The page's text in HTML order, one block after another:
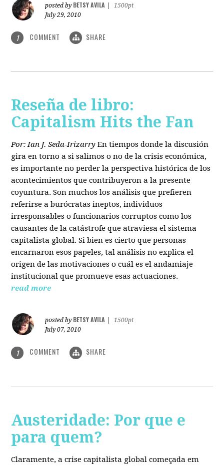
posted by BETSY AVILA
1500pt
July 29, 2010
1 COMMENT SHARE
Reseña de libro:
Capitalism Hits the Fan
Por: Ian J. Seda-Irizarry En tiempos donde la discusión
gira en torno a si salimos o no de la crisis económica,
es importante no perder la perspectiva histórica de los
acontecimientos que contribuyeron a la presente
coyuntura. Son muchos los análisis que prefieren
referirse a burócratas ineptos, individuos
irresponsables o funcionarios corruptos como los
causantes de la catástrofe que atraviesa el sistema
capitalista global. Si bien es cierto que personas
encarnaron esos papeles, tal análisis no explica el
origen de las motivaciones o cuál es el andamiaje
institucional que promueve esas actuaciones.
read more
posted by BETSY AVILA
1500pt
July 07, 2010
1 COMMENT SHARE
Austeridade: Por que e
para quem?
Claramente, a crise capitalista global começada em